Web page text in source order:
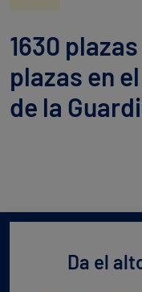
1630 plazas
plazas en
de la
Da el